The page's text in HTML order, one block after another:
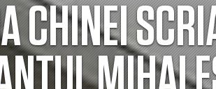
CHINEI